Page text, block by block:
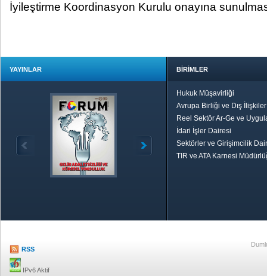
İyileştirme Koordinasyon Kurulu onayına
YAYINLAR BİRİMLER
Hukuk Müşavirliği
Avrupa Birliği ve Dış
Reel Sektör Ar-Ge ve
İdari İşler Dairesi
Sektörler ve Girişimcilik
TIR ve ATA Karnesi
RSS
IPv6 Aktif